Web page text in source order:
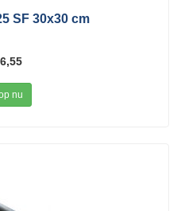
SF 30x30 cm
nu